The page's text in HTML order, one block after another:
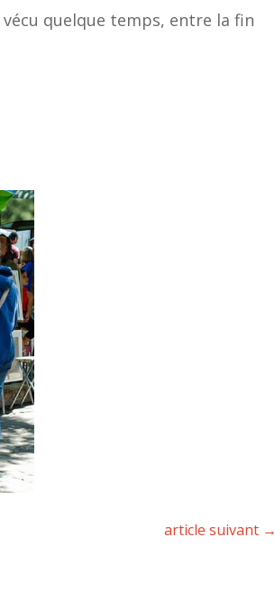
quelque temps, entre la fin
article suivant→